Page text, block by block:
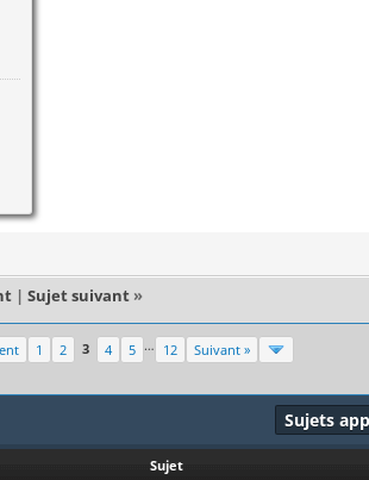
| Sujet suivant »
1 2 3 4 5 … 12 Suivant »
Sujets
Sujet